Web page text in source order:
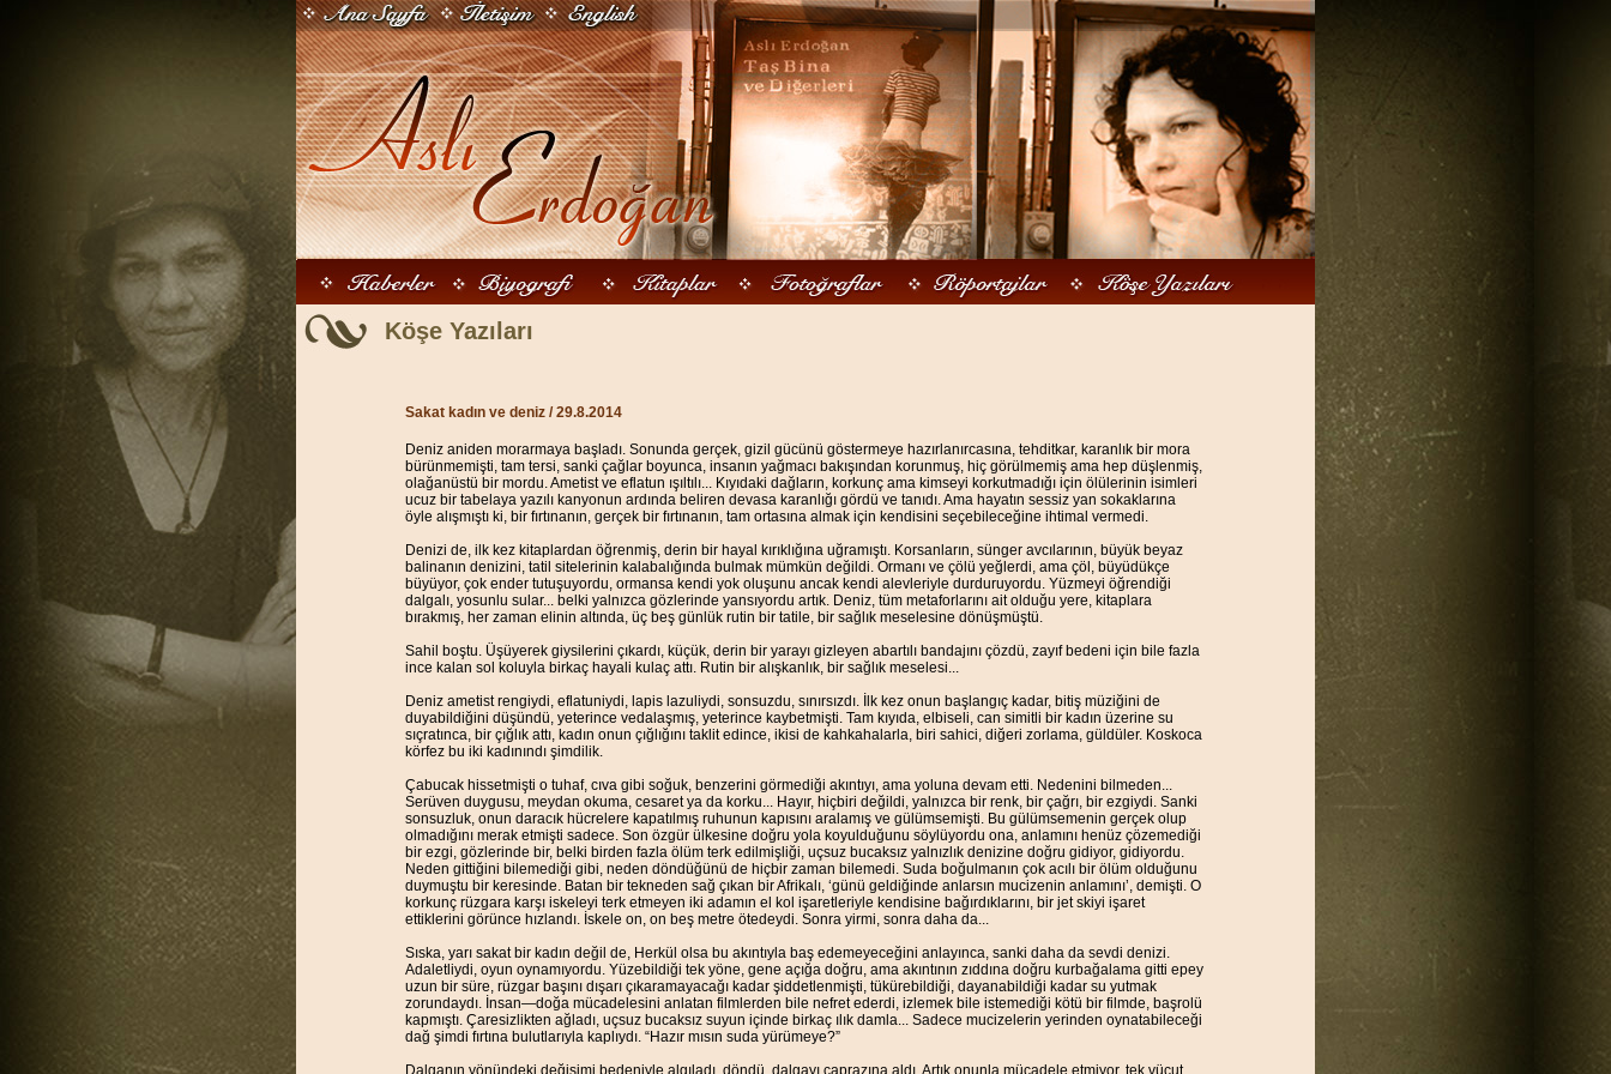
Köşe Yazıları
Sakat kadın ve deniz / 29.8.2014
Deniz aniden morarmaya başladı. Sonunda gerçek, gizil gücünü göstermeye hazırlanırcasına, tehditkar, karanlık bir mora
bürünmemişti, tam tersi, sanki çağlar boyunca, insanın yağmacı bakışından korunmuş, hiç görülmemiş ama hep düşlenmiş,
olağanüstü bir mordu. Ametist ve eflatun ışıltılı... Kıyıdaki dağların, korkunç ama kimseyi korkutmadığı için ölülerinin isimleri
ucuz bir tabelaya yazılı kanyonun ardında beliren devasa karanlığı gördü ve tanıdı. Ama hayatın sessiz yan sokaklarına
öyle alışmıştı ki, bir fırtınanın, gerçek bir fırtınanın, tam ortasına almak için kendisini seçebileceğine ihtimal vermedi.
Denizi de, ilk kez kitaplardan öğrenmiş, derin bir hayal kırıklığına uğramıştı. Korsanların, sünger avcılarının, büyük beyaz
balinanın denizini, tatil sitelerinin kalabalığında bulmak mümkün değildi. Ormanı ve çölü yeğlerdi, ama çöl, büyüdükçe
büyüyor, çok ender tutuşuyordu, ormansa kendi yok oluşunu ancak kendi alevleriyle durduruyordu. Yüzmeyi öğrendiği
dalgalı, yosunlu sular... belki yalnızca gözlerinde yansıyordu artık. Deniz, tüm metaforlarını ait olduğu yere, kitaplara
bırakmış, her zaman elinin altında, üç beş günlük rutin bir tatile, bir sağlık meselesine dönüşmüştü.
Sahil boştu. Üşüyerek giysilerini çıkardı, küçük, derin bir yarayı gizleyen abartılı bandajını çözdü, zayıf bedeni için bile fazla
ince kalan sol koluyla birkaç hayali kulaç attı. Rutin bir alışkanlık, bir sağlık meselesi...
Deniz ametist rengiydi, eflatuniydi, lapis lazuliydi, sonsuzdu, sınırsızdı. İlk kez onun başlangıç kadar, bitiş müziğini de
duyabildiğini düşündü, yeterince vedalaşmış, yeterince kaybetmişti. Tam kıyıda, elbiseli, can simitli bir kadın üzerine su
sıçratınca, bir çığlık attı, kadın onun çığlığını taklit edince, ikisi de kahkahalarla, biri sahici, diğeri zorlama, güldüler. Koskoca
körfez bu iki kadınındı şimdilik.
Çabucak hissetmişti o tuhaf, cıva gibi soğuk, benzerini görmediği akıntıyı, ama yoluna devam etti. Nedenini bilmeden...
Serüven duygusu, meydan okuma, cesaret ya da korku... Hayır, hiçbiri değildi, yalnızca bir renk, bir çağrı, bir ezgiydi. Sanki
sonsuzluk, onun daracık hücrelere kapatılmış ruhunun kapısını aralamış ve gülümsemişti. Bu gülümsemenin gerçek olup
olmadığını merak etmişti sadece. Son özgür ülkesine doğru yola koyulduğunu söylüyordu ona, anlamını henüz çözemediği
bir ezgi, gözlerinde bir, belki birden fazla ölüm terk edilmişliği, uçsuz bucaksız yalnızlık denizine doğru gidiyor, gidiyordu.
Neden gittiğini bilemediği gibi, neden döndüğünü de hiçbir zaman bilemedi. Suda boğulmanın çok acılı bir ölüm olduğunu
duymuştu bir keresinde. Batan bir tekneden sağ çıkan bir Afrikalı, ‘günü geldiğinde anlarsın mucizenin anlamını’, demişti. O
korkunç rüzgara karşı iskeleyi terk etmeyen iki adamın el kol işaretleriyle kendisine bağırdıklarını, bir jet skiyi işaret
ettiklerini görünce hızlandı. İskele on, on beş metre ötedeydi. Sonra yirmi, sonra daha da...
Sıska, yarı sakat bir kadın değil de, Herkül olsa bu akıntıyla baş edemeyeceğini anlayınca, sanki daha da sevdi denizi.
Adaletliydi, oyun oynamıyordu. Yüzebildiği tek yöne, gene açığa doğru, ama akıntının zıddına doğru kurbağalama gitti epey
uzun bir süre, rüzgar başını dışarı çıkaramayacağı kadar şiddetlenmişti, tükürebildiği, dayanabildiği kadar su yutmak
zorundaydı. İnsan—doğa mücadelesini anlatan filmlerden bile nefret ederdi, izlemek bile istemediği kötü bir filmde, başrolü
kapmıştı. Çaresizlikten ağladı, uçsuz bucaksız suyun içinde birkaç ılık damla... Sadece mucizelerin yerinden oynatabileceği
dağ şimdi fırtına bulutlarıyla kaplıydı. “Hazır mısın suda yürümeye?”
Dalganın yönündeki değişimi bedeniyle algıladı, döndü, dalgayı çaprazına aldı. Artık onunla mücadele etmiyor, tek vücut